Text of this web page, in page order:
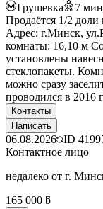
Грушевка 7
Продаётся 1/2 доли
Адрес: г.Минск,
комнаты: 16,10 м
установлены
стеклопакеты.
можно сразу
проводился в 2016
Контакты
Написать
06.08.2026 ID
Контактное лицо
недалеко от г.
165 000 ƃ